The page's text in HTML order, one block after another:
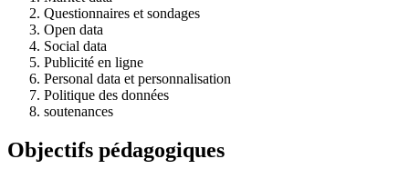
Questionnaires et sondages
Open data
Social data
Publicité en ligne
Personal data et personnalisation
Politique des données
soutenances
Objectifs pédagogiques